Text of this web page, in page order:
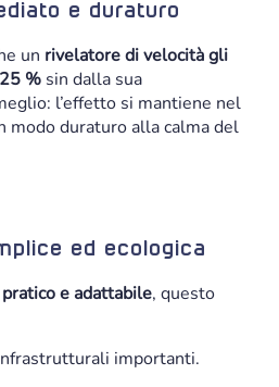
e duraturo
un rivelatore di velocità gli
% sin dalla sua
l’effetto si mantiene nel
modo duraturo alla calma del
ed ecologica
pratico e adattabile, questo
importanti.